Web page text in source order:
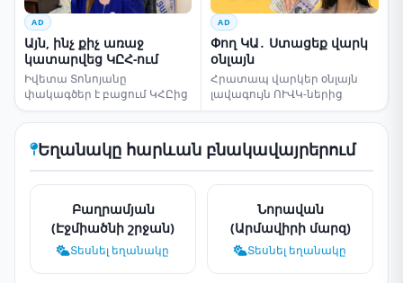
AD
Այն, ինչ քիչ առաջ
կատարվեց ԿԸՀ-ում
Իվետա Տոնոյանը
փակագծեր է բացում ԿՀԸից
AD
Փող ԿԱ․ Ստացեք վարկ
օնլայն
Հրատապ վարկեր օնլայն
լավագույն ՈՒՎԿ-ներից
Եղանակը հարևան բնակավայրերում
Բաղրամյան
(Էջմիածնի շրջան)
Տեսնել եղանակը
Նորավան
(Արմավիրի մարզ)
Տեսնել եղանակը